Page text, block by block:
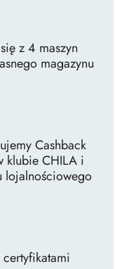
z 4 maszyn
magazynu
Cashback
klubie CHILA i
lojalnościowego